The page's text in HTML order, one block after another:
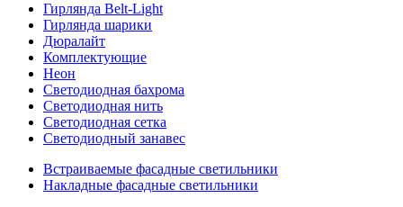
Гирлянда Belt-Light
Гирлянда шарики
Дюралайт
Комплектующие
Неон
Светодиодная бахрома
Светодиодная нить
Светодиодная сетка
Светодиодный занавес
Встраиваемые фасадные светильники
Накладные фасадные светильники